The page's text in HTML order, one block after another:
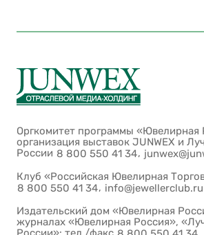
Оргкомитет программы «Ювелирная
организация выставок JUNWEX и
России 8 800 550 41 34,
Клуб «Российская Ювелирная
8 800 550 41 34, info@jewellerclub.ru
Издательский дом «Ювелирная
журналах «Ювелирная Россия»,